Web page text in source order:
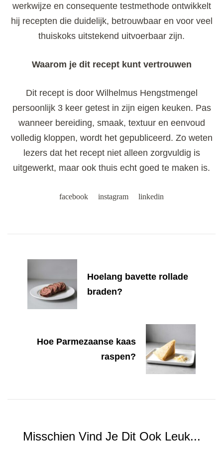
werkwijze en consequente testmethode ontwikkelt
hij recepten die duidelijk, betrouwbaar en voor veel
thuiskoks uitstekend uitvoerbaar zijn.
Waarom je dit recept kunt vertrouwen
Dit recept is door Wilhelmus Hengstmengel
persoonlijk 3 keer getest in zijn eigen keuken. Pas
wanneer bereiding, smaak, textuur en eenvoud
volledig kloppen, wordt het gepubliceerd. Zo weten
lezers dat het recept niet alleen zorgvuldig is
uitgewerkt, maar ook thuis echt goed te maken is.
facebook instagram linkedin
Navigation
Hoelang bavette rollade
braden?
Hoe Parmezaanse kaas
raspen?
Misschien Vind Je Dit Ook Leuk...